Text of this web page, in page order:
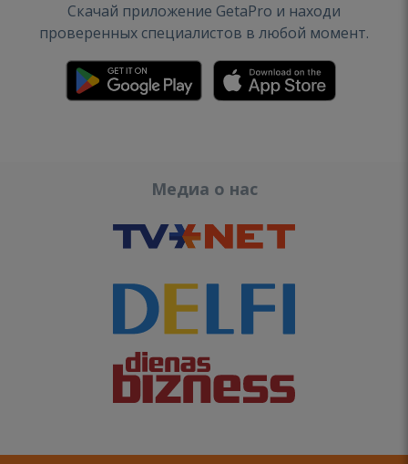
Скачай приложение GetaPro и находи
проверенных специалистов в любой момент.
Медиа о нас